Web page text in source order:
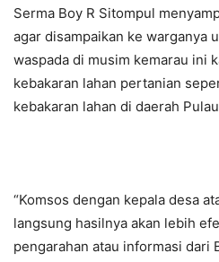
Serma Boy R Sitompul
agar disampaikan ke warganya
waspada di musim kemarau ini
kebakaran lahan pertanian
kebakaran lahan di daerah
“Komsos dengan kepala desa
langsung hasilnya akan lebih
pengarahan atau informasi dari